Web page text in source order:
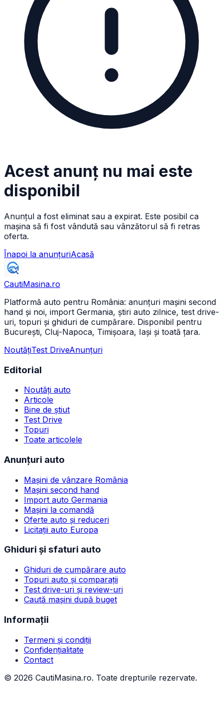
Acest anunț nu mai este
disponibil
Anunțul a fost eliminat sau a expirat. Este posibil ca
mașina să fi fost vândută sau vânzătorul să fi retras
oferta.
Înapoi la anunțuriAcasă
CautiMasina.ro
Platformă auto pentru România: anunțuri mașini second
hand și noi, import Germania, știri auto zilnice, test drive-
uri, topuri și ghiduri de cumpărare. Disponibil pentru
București, Cluj-Napoca, Timișoara, Iași și toată țara.
NoutățiTest DriveAnunțuri
Editorial
Noutăți auto
Articole
Bine de știut
Test Drive
Topuri
Toate articolele
Anunțuri auto
Mașini de vânzare România
Mașini second hand
Import auto Germania
Mașini la comandă
Oferte auto și reduceri
Licitații auto Europa
Ghiduri și sfaturi auto
Ghiduri de cumpărare auto
Topuri auto și comparații
Test drive-uri și review-uri
Caută mașini după buget
Informații
Termeni și condiții
Confidențialitate
Contact
© 2026 CautiMasina.ro. Toate drepturile rezervate.